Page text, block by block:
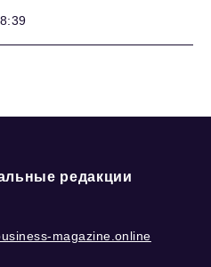
редакции
magazine.online